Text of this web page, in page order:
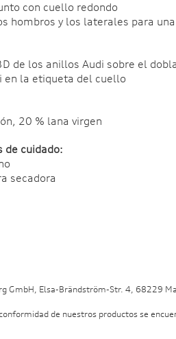
con cuello redondo
hombros y los laterales para
de los anillos Audi sobre el
en la etiqueta del cuello
20 % lana virgen
de cuidado:
secadora
GmbH, Elsa-Brändström-Str. 4, 68229
de nuestros productos se